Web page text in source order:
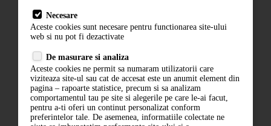
Termeni si conditii
Politica de confidentialitate
ANPC
Necesare
Aceste cookies sunt necesare pentru functionarea site-ului
web si nu pot fi dezactivate
De masurare si analiza
Aceste cookies ne permit sa numaram utilizatorii care
viziteaza site-ul sau cat de accesat este un anumit element din
pagina – rapoarte statistice, precum si sa analizam
comportamentul tau pe site si alegerile pe care le-ai facut,
pentru a-ti oferi un continut personalizat conform
preferintelor tale. De asemenea, informatiile colectate ne